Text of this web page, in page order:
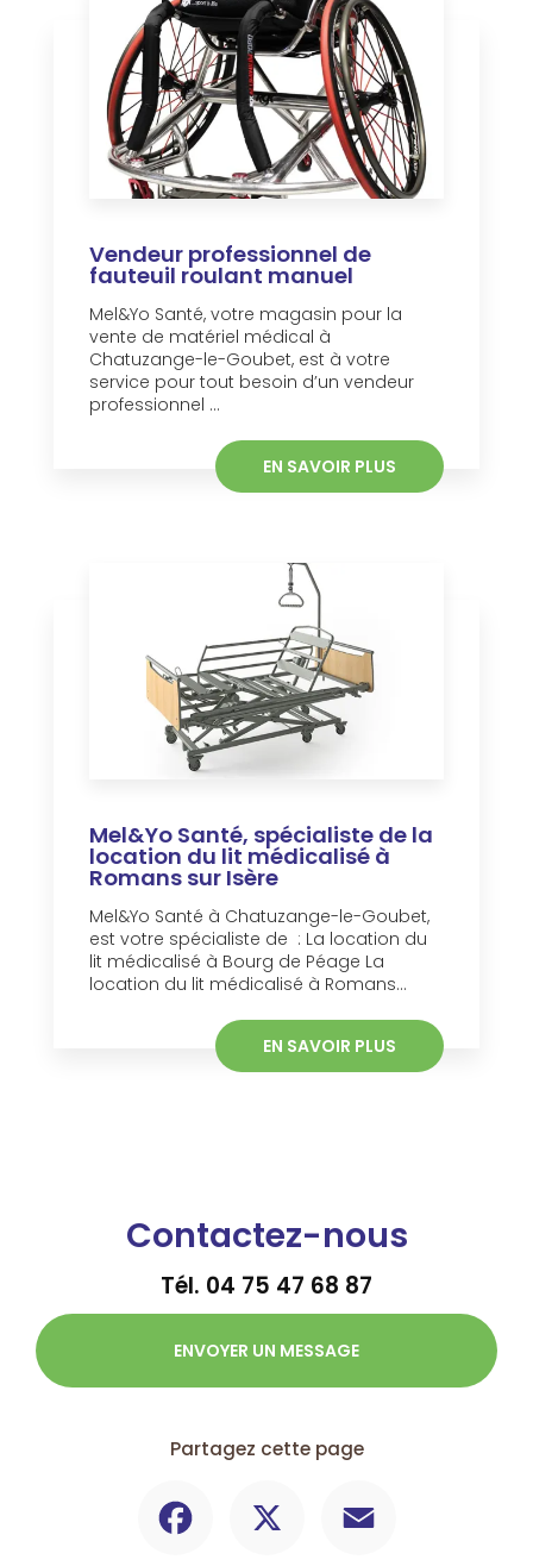
Vendeur professionnel de
fauteuil roulant manuel
Mel&Yo Santé, votre magasin pour la
vente de matériel médical à
Chatuzange-le-Goubet, est à votre
service pour tout besoin d’un vendeur
professionnel ...
EN SAVOIR PLUS
Mel&Yo Santé, spécialiste de la
location du lit médicalisé à
Romans sur Isère
Mel&Yo Santé à Chatuzange-le-Goubet,
est votre spécialiste de : La location du
lit médicalisé à Bourg de Péage La
location du lit médicalisé à Romans...
EN SAVOIR PLUS
Contactez-nous
Tél. 04 75 47 68 87
ENVOYER UN MESSAGE
Partagez cette page